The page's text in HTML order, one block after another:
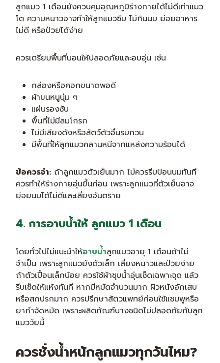
ลูกแมว 1 เดือนยังควบคุมอุณหภูมิร่างกายได้ไม่ดีเท่าแมว
โต ความหนาวอาจทำให้ลูกแมวซึม ไม่กินนม ย่อยอาหาร
ไม่ดี หรือป่วยได้ง่าย
ควรเตรียมพื้นที่นอนให้ปลอดภัยและอบอุ่น เช่น
กล่องหรือคอกขนาดพอดี
ผ้าขนหนูนุ่ม ๆ
แผ่นรองซับ
พื้นที่ไม่มีลมโกรก
ไม่มีเสียงดังหรือสัตว์ตัวอื่นรบกวน
มีพื้นที่ให้ลูกแมวคลานหนีจากแหล่งความร้อนได้
ข้อควรจำ: ถ้าลูกแมวตัวเย็นมาก ไม่ควรรีบป้อนนมทันที
ควรทำให้ร่างกายอุ่นขึ้นก่อน เพราะลูกแมวที่ตัวเย็นอาจ
ย่อยนมได้ไม่ดีและเสี่ยงอันตราย
4. การอาบน้ำให้ ลูกแมว 1 เดือน
โดยทั่วไปไม่แนะนำให้อาบน้ำลูกแมวอายุ 1 เดือนถ้าไม่
จำเป็น เพราะลูกแมวยังตัวเล็ก เสี่ยงหนาวและป่วยง่าย
ถ้าตัวเปื้อนเล็กน้อย ควรใช้ผ้าชุบน้ำอุ่นเช็ดเฉพาะจุด แล้ว
รีบเช็ดให้แห้งทันที หากมีหมัดจำนวนมาก ผิวหนังอักเสบ
หรือสกปรกมาก ควรปรึกษาสัตวแพทย์ก่อนใช้แชมพูหรือ
ยากำจัดหมัด เพราะผลิตภัณฑ์บางชนิดไม่ปลอดภัยกับลูก
แมววัยนี้
ควรชั่งน้ำหนักลูกแมวทุกวันไหม?